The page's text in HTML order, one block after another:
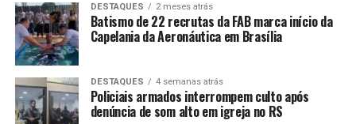
DESTAQUES 2 meses atrás
Batismo de 22 recrutas da FAB marca início da
Capelania da Aeronáutica em Brasília
DESTAQUES 4 semanas atrás
Policiais armados interrompem culto após
denúncia de som alto em igreja no RS